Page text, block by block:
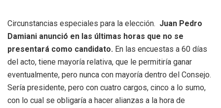
Circunstancias especiales para la elección. Juan Pedro
Damiani anunció en las últimas horas que no se
presentará como candidato. En las encuestas a 60 días
del acto, tiene mayoría relativa, que le permitiría ganar
eventualmente, pero nunca con mayoría dentro del Consejo.
Sería presidente, pero con cuatro cargos, cinco a lo sumo,
con lo cual se obligaría a hacer alianzas a la hora de